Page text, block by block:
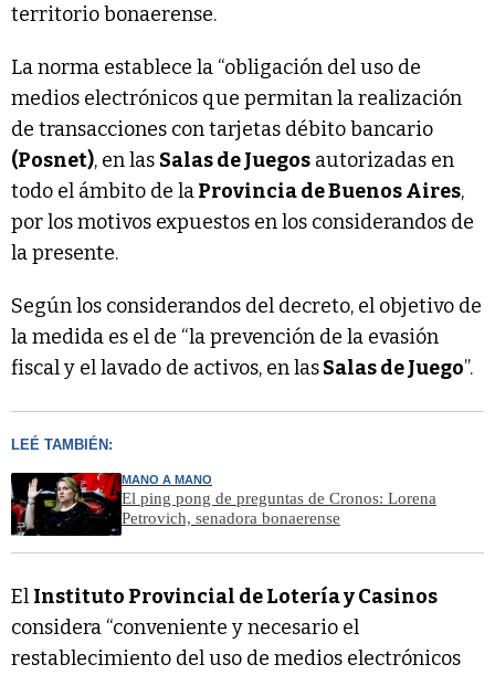
territorio bonaerense.
La norma establece la “obligación del uso de
medios electrónicos que permitan la realización
de transacciones con tarjetas débito bancario
(Posnet), en las Salas de Juegos autorizadas en
todo el ámbito de laProvincia de Buenos Aires,
por los motivos expuestos en los considerandos de
la presente.
Según los considerandos del decreto, el objetivo de
la medida es el de “la prevención de la evasión
fiscal y el lavado de activos, en lasSalas de Juego”.
LEÉ TAMBIÉN:
MANO A MANO
El ping pong de preguntas de Cronos: Lorena
Petrovich, senadora bonaerense
El Instituto Provincial de Lotería y Casinos
considera “conveniente y necesario el
restablecimiento del uso de medios electrónicos